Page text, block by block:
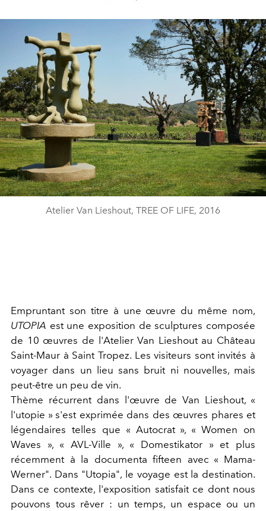
Atelier Van Lieshout, TREE OF LIFE, 2016
Empruntant son titre à une œuvre du même nom,
UTOPIA est une exposition de sculptures composée
de 10 œuvres de l'Atelier Van Lieshout au Château
Saint-Maur à Saint Tropez. Les visiteurs sont invités à
voyager dans un lieu sans bruit ni nouvelles, mais
peut-être un peu de vin.
Thème récurrent dans l'œuvre de Van Lieshout, «
l'utopie » s'est exprimée dans des œuvres phares et
légendaires telles que « Autocrat », « Women on
Waves », « AVL-Ville », « Domestikator » et plus
récemment à la documenta fifteen avec « Mama-
Werner". Dans "Utopia", le voyage est la destination.
Dans ce contexte, l'exposition satisfait ce dont nous
pouvons tous rêver : un temps, un espace ou un